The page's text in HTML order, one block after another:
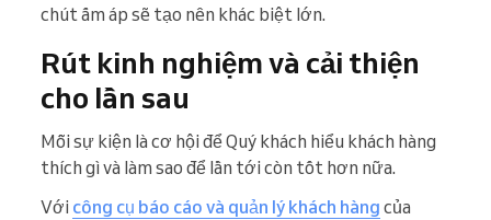
chút ấm áp sẽ tạo nên khác biệt lớn.
Rút kinh nghiệm và cải thiện
cho lần sau
Mỗi sự kiện là cơ hội để Quý khách hiểu khách hàng
thích gì và làm sao để lần tới còn tốt hơn nữa.
Với công cụ báo cáo và quản lý khách hàng của